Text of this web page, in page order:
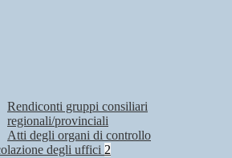
Rendiconti gruppi consiliari
regionali/provinciali
Atti degli organi di controllo
degli uffici 2